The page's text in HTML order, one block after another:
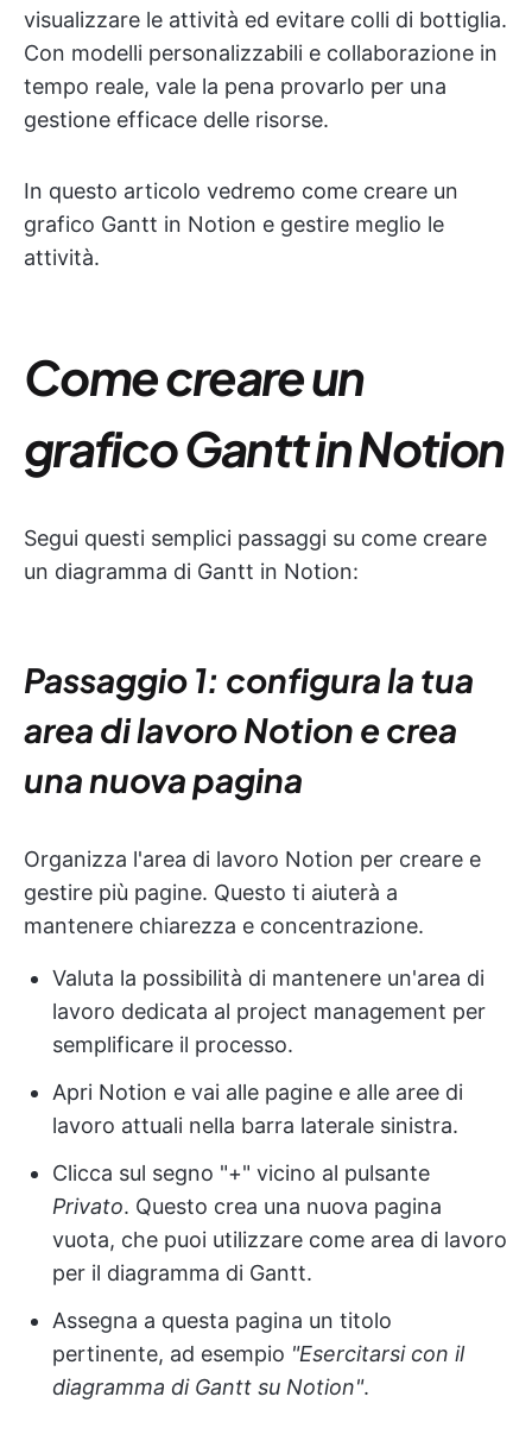
visualizzare le attività ed evitare colli di bottiglia.
Con modelli personalizzabili e collaborazione in
tempo reale, vale la pena provarlo per una
gestione efficace delle risorse.
In questo articolo vedremo come creare un
grafico Gantt in Notion e gestire meglio le
attività.
Come creare un
grafico Gantt in Notion
Segui questi semplici passaggi su come creare
un diagramma di Gantt in Notion:
Passaggio 1: configura la tua
area di lavoro Notion e crea
una nuova pagina
Organizza l'area di lavoro Notion per creare e
gestire più pagine. Questo ti aiuterà a
mantenere chiarezza e concentrazione.
Valuta la possibilità di mantenere un'area di
lavoro dedicata al project management per
semplificare il processo.
Apri Notion e vai alle pagine e alle aree di
lavoro attuali nella barra laterale sinistra.
Clicca sul segno "+" vicino al pulsante
Privato. Questo crea una nuova pagina
vuota, che puoi utilizzare come area di lavoro
per il diagramma di Gantt.
Assegna a questa pagina un titolo
pertinente, ad esempio "Esercitarsi con il
diagramma di Gantt su Notion".